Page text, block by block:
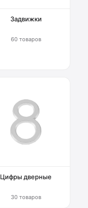
Задвижки
60 товаров
Цифры дверные
30 товаров